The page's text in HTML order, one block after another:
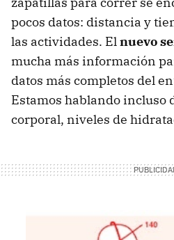
pocos datos: distancia y
las actividades. Elnuevo
mucha más información
datos más completos del
Estamos hablando incluso
corporal, niveles de